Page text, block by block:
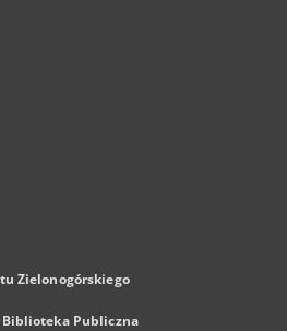
Zielonogórskiego
Publiczna